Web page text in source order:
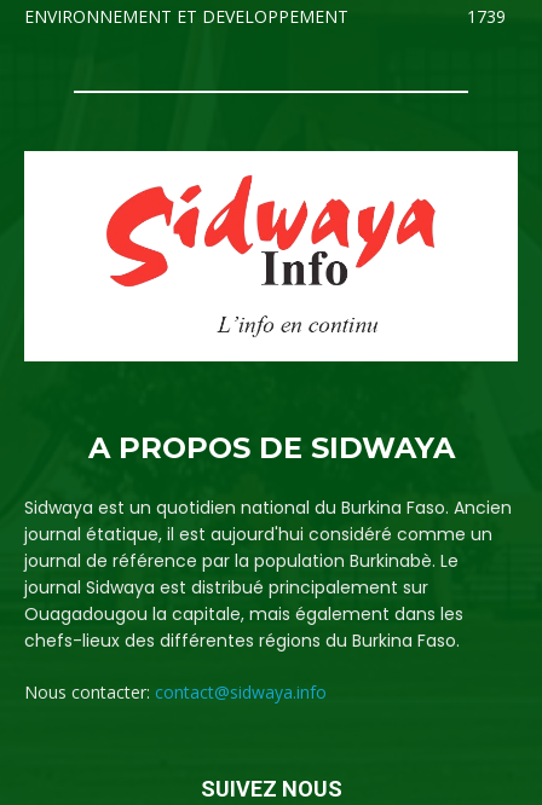
ENVIRONNEMENT ET DEVELOPPEMENT
1739
A PROPOS DE SIDWAYA
Sidwaya est un quotidien national du Burkina Faso. Ancien
journal étatique, il est aujourd'hui considéré comme un
journal de référence par la population Burkinabè. Le
journal Sidwaya est distribué principalement sur
Ouagadougou la capitale, mais également dans les
chefs-lieux des différentes régions du Burkina Faso.
Nous contacter: contact@sidwaya.info
SUIVEZ NOUS